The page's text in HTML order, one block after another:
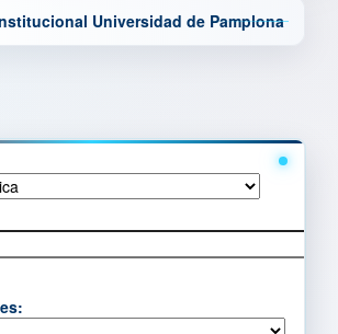
Universidad de Pamplona